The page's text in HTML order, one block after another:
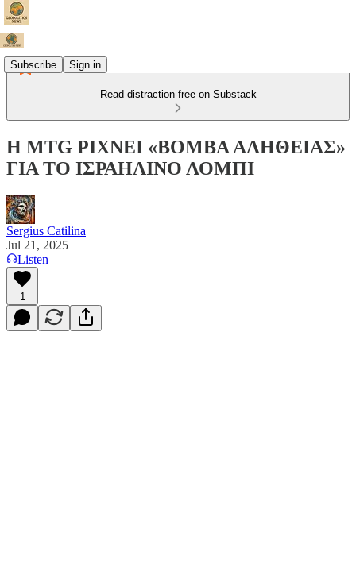
Subscribe Sign in
Read distraction-free on Substack
Η MTG ΡΙΧΝΕΙ «ΒΟΜΒΑ ΑΛΗΘΕΙΑΣ»
ΓΙΑ ΤΟ ΙΣΡΑΗΛΙΝΟ ΛΟΜΠΙ
Sergius Catilina
Jul 21, 2025
Listen
1